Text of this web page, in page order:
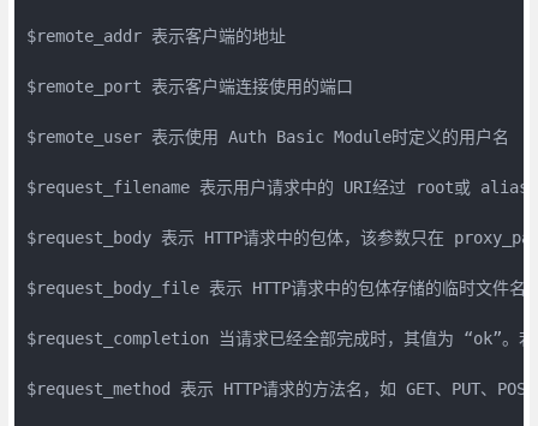
$remote_addr 表示客户端的地址
$remote_port 表示客户端连接使用的端口
$remote_user 表示使用 Auth Basic Module时定义的用户名
$request_filename 表示用户请求中的 URI经过 root或 alias
$request_body 表示 HTTP请求中的包体，该参数只在
$request_body_file 表示 HTTP请求中的包体存储的临时文件名
$request_completion 当请求已经全部完成时，其值为 “ok”。若
$request_method 表示 HTTP请求的方法名，如 GET、PUT、